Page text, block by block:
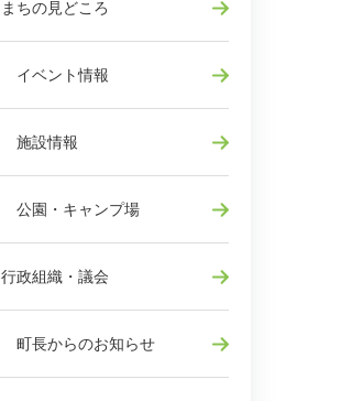
まちの見どころ
イベント情報
施設情報
公園・キャンプ場
行政組織・議会
町長からのお知らせ